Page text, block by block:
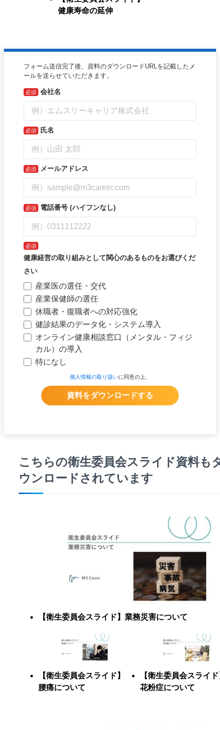
健康寿命の延伸
こちらの衛生委員会スライド資料も
ウンロードされています
【衛生委員会スライド】業務災害について
【衛生委員会スライド】
腰痛について
【衛生委員会スライ
花粉症について